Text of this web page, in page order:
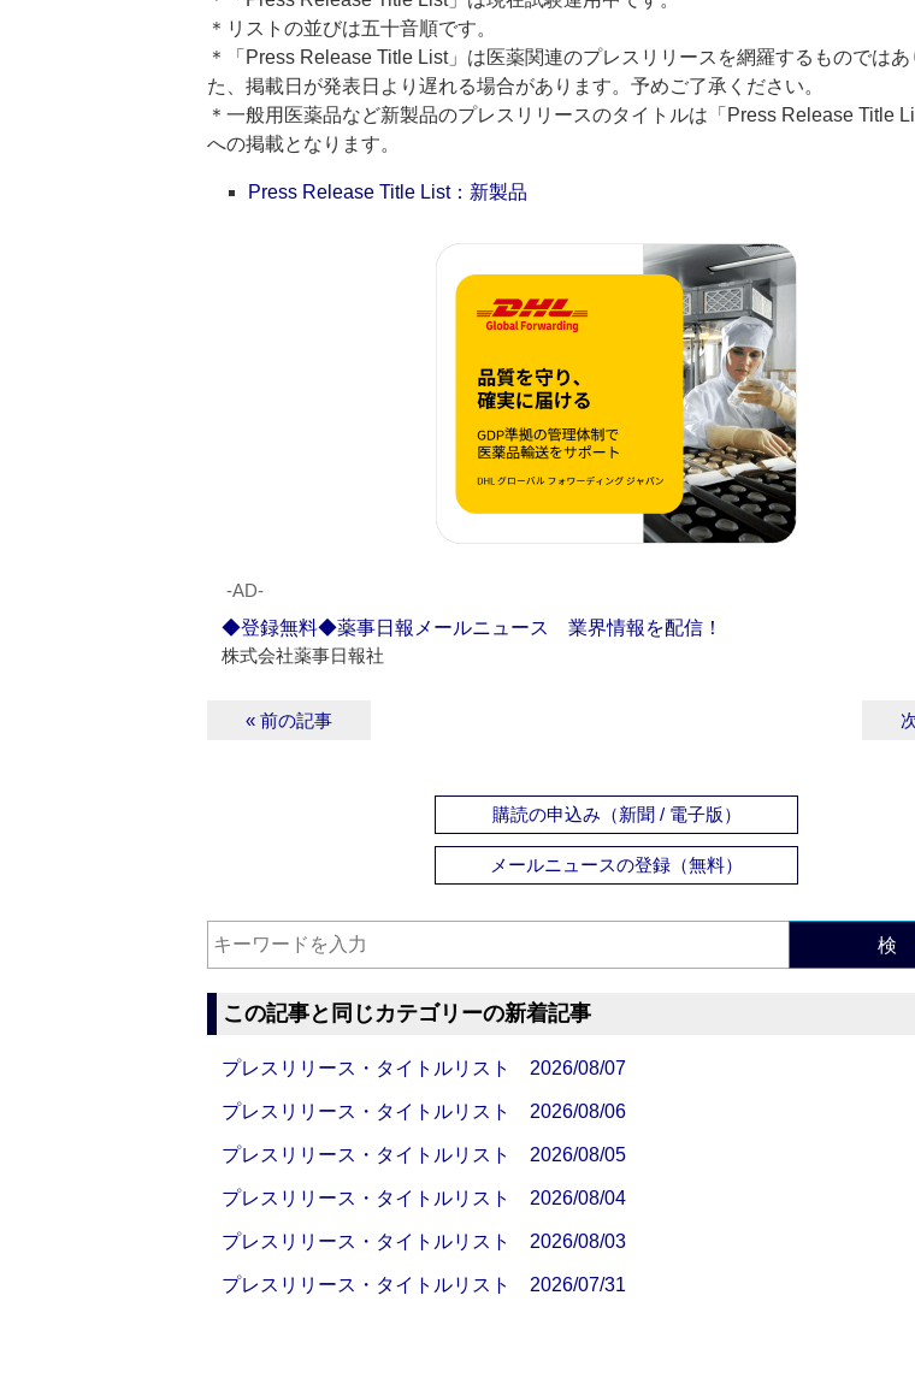
＊リストの並びは五十音順です。
＊「Press Release Title List」は医薬関連のプレスリリースを網羅するものではあ
た、掲載日が発表日より遅れる場合があります。予めご了承ください。
＊一般用医薬品など新製品のプレスリリースのタイトルは「Press Release Title
への掲載となります。
Press Release Title List：新製品
‐AD‐
◆登録無料◆薬事日報メールニュース 業界情報を配信！
株式会社薬事日報社
« 前の記事
購読の申込み（新聞 / 電子版）
メールニュースの登録（無料）
検
この記事と同じカテゴリーの新着記事
プレスリリース・タイトルリスト 2026/08/07
プレスリリース・タイトルリスト 2026/08/06
プレスリリース・タイトルリスト 2026/08/05
プレスリリース・タイトルリスト 2026/08/04
プレスリリース・タイトルリスト 2026/08/03
プレスリリース・タイトルリスト 2026/07/31